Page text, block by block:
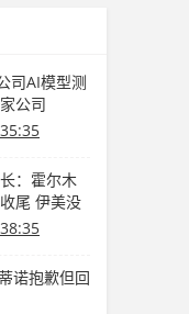
司AI模型测
公司
：霍尔木
尾 伊美没
诺抱歉但回